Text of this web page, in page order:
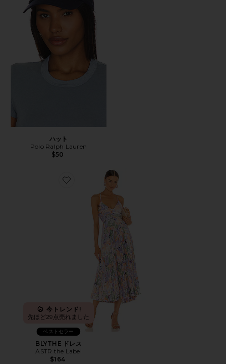
ハット
Polo Ralph Lauren
$50
Favorite BLYTHE ドレス
今トレンド!
先ほど29点売れました
ベストセラー
BLYTHE ドレス
ASTR the Label
$164